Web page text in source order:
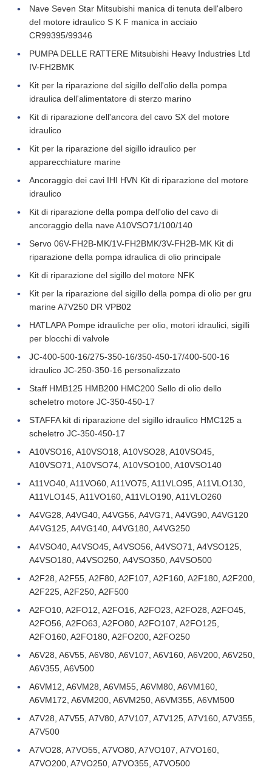
Nave Seven Star Mitsubishi manica di tenuta dell'albero
del motore idraulico S K F manica in acciaio
CR99395/99346
PUMPA DELLE RATTERE Mitsubishi Heavy Industries Ltd
IV-FH2BMK
Kit per la riparazione del sigillo dell'olio della pompa
idraulica dell'alimentatore di sterzo marino
Kit di riparazione dell'ancora del cavo SX del motore
idraulico
Kit per la riparazione del sigillo idraulico per
apparecchiature marine
Ancoraggio dei cavi IHI HVN Kit di riparazione del motore
idraulico
Kit di riparazione della pompa dell'olio del cavo di
ancoraggio della nave A10VSO71/100/140
Servo 06V-FH2B-MK/1V-FH2BMK/3V-FH2B-MK Kit di
riparazione della pompa idraulica di olio principale
Kit di riparazione del sigillo del motore NFK
Kit per la riparazione del sigillo della pompa di olio per gru
marine A7V250 DR VPB02
HATLAPA Pompe idrauliche per olio, motori idraulici, sigilli
per blocchi di valvole
JC-400-500-16/275-350-16/350-450-17/400-500-16
idraulico JC-250-350-16 personalizzato
Staff HMB125 HMB200 HMC200 Sello di olio dello
scheletro motore JC-350-450-17
STAFFA kit di riparazione del sigillo idraulico HMC125 a
scheletro JC-350-450-17
A10VSO16, A10VSO18, A10VSO28, A10VSO45,
A10VSO71, A10VSO74, A10VSO100, A10VSO140
A11VO40, A11VO60, A11VO75, A11VLO95, A11VLO130,
A11VLO145, A11VO160, A11VLO190, A11VLO260
A4VG28, A4VG40, A4VG56, A4VG71, A4VG90, A4VG120
A4VG125, A4VG140, A4VG180, A4VG250
A4VSO40, A4VSO45, A4VSO56, A4VSO71, A4VSO125,
A4VSO180, A4VSO250, A4VSO350, A4VSO500
A2F28, A2F55, A2F80, A2F107, A2F160, A2F180, A2F200,
A2F225, A2F250, A2F500
A2FO10, A2FO12, A2FO16, A2FO23, A2FO28, A2FO45,
A2FO56, A2FO63, A2FO80, A2FO107, A2FO125,
A2FO160, A2FO180, A2FO200, A2FO250
A6V28, A6V55, A6V80, A6V107, A6V160, A6V200, A6V250,
A6V355, A6V500
A6VM12, A6VM28, A6VM55, A6VM80, A6VM160,
A6VM172, A6VM200, A6VM250, A6VM355, A6VM500
A7V28, A7V55, A7V80, A7V107, A7V125, A7V160, A7V355,
A7V500
A7VO28, A7VO55, A7VO80, A7VO107, A7VO160,
A7VO200, A7VO250, A7VO355, A7VO500